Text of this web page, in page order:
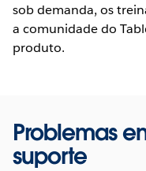
sob demanda, os
a comunidade do
produto.
Problemas
suporte